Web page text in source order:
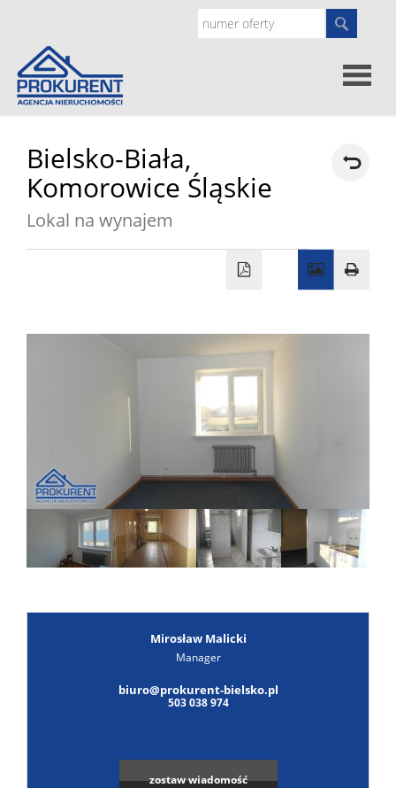
Bielsko-Biała,
Komorowice Śląskie
Lokal na wynajem
Mirosław Malicki
Manager
biuro@prokurent-bielsko.pl
503 038 974
zostaw wiadomość